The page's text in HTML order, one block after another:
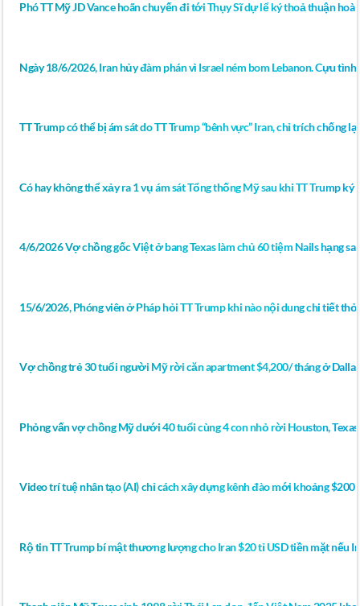
Phó TT Mỹ JD Vance hoãn chuyến đi tới Thụy Sĩ dự lể ký thoả thuận
Ngày 18/6/2026, Iran hủy đàm phán vì Israel ném bom Lebanon. Cựu tình
TT Trump có thể bị ám sát do TT Trump “bênh vực” Iran, chỉ trích chống
Có hay không thể xảy ra 1 vụ ám sát Tổng thống Mỹ sau khi TT Trump
4/6/2026 Vợ chồng gốc Việt ở bang Texas làm chủ 60 tiệm Nails hạng
15/6/2026, Phóng viên ở Pháp hỏi TT Trump khi nào nội dung chi tiết
Vợ chồng trẻ 30 tuổi người Mỹ rời căn apartment $4,200/ tháng ở
Phỏng vấn vợ chồng Mỹ dưới 40 tuổi cùng 4 con nhỏ rời Houston,
Video trí tuệ nhân tạo (AI) chỉ cách xây dựng kênh đào mới khoảng
Rộ tin TT Trump bí mật thương lượng cho Iran $20 tỉ USD tiền mặt nếu